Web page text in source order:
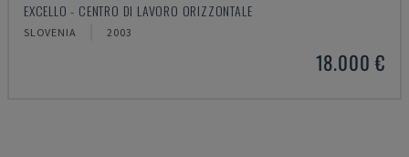
EXCELLO - CENTRO DI LAVORO ORIZZONTALE
SLOVENIA 2003
18.000 €